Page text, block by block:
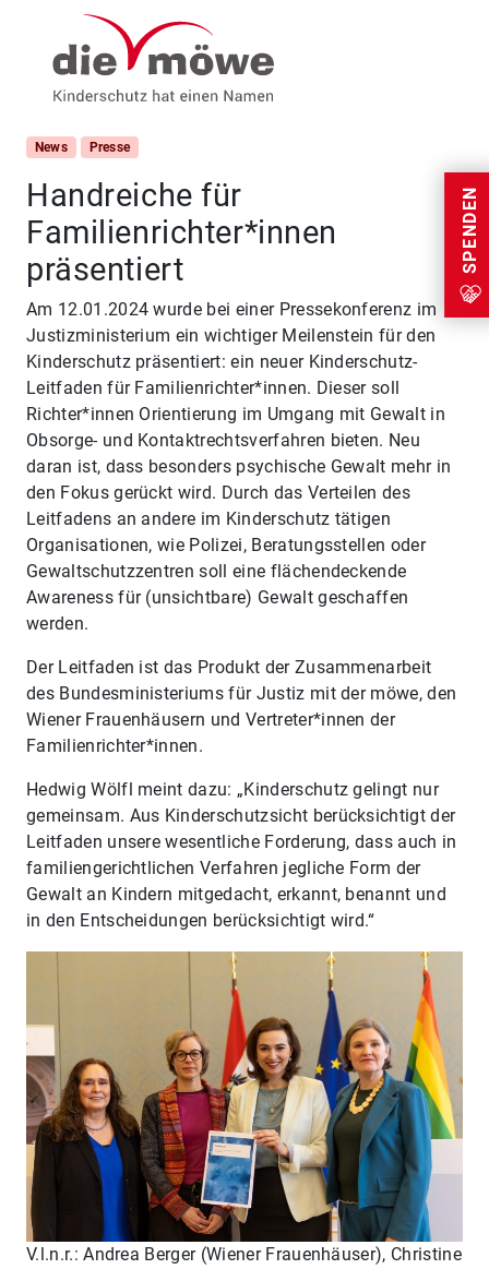
Weiter zum Inhalt
SPENDEN
News Presse
Handreiche für
Familienrichter*innen
präsentiert
Am 12.01.2024 wurde bei einer Pressekonferenz im
Justizministerium ein wichtiger Meilenstein für den
Kinderschutz präsentiert: ein neuer Kinderschutz-
Leitfaden für Familienrichter*innen. Dieser soll
Richter*innen Orientierung im Umgang mit Gewalt in
Obsorge- und Kontaktrechtsverfahren bieten. Neu
daran ist, dass besonders psychische Gewalt mehr in
den Fokus gerückt wird. Durch das Verteilen des
Leitfadens an andere im Kinderschutz tätigen
Organisationen, wie Polizei, Beratungsstellen oder
Gewaltschutzzentren soll eine flächendeckende
Awareness für (unsichtbare) Gewalt geschaffen
werden.
Der Leitfaden ist das Produkt der Zusammenarbeit
des Bundesministeriums für Justiz mit der möwe, den
Wiener Frauenhäusern und Vertreter*innen der
Familienrichter*innen.
Hedwig Wölfl meint dazu: „Kinderschutz gelingt nur
gemeinsam. Aus Kinderschutzsicht berücksichtigt der
Leitfaden unsere wesentliche Forderung, dass auch in
familiengerichtlichen Verfahren jegliche Form der
Gewalt an Kindern mitgedacht, erkannt, benannt und
in den Entscheidungen berücksichtigt wird.“
V.l.n.r.: Andrea Berger (Wiener Frauenhäuser), Christine